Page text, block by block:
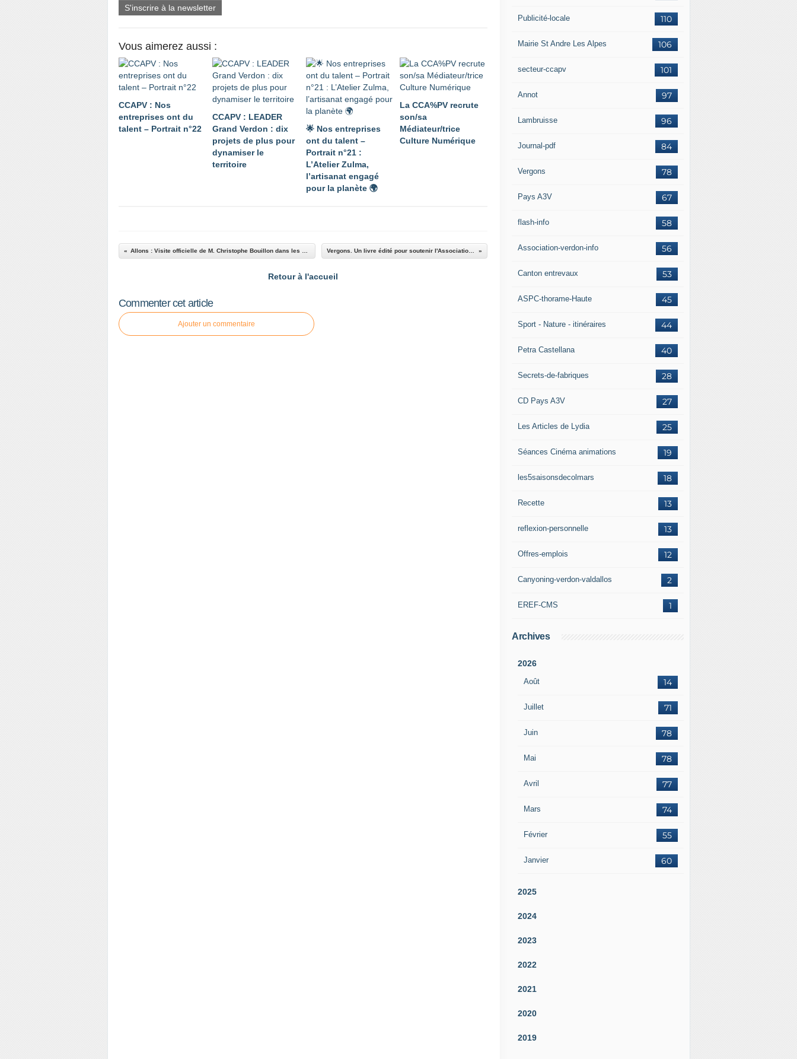
S'inscrire à la newsletter
Vous aimerez aussi :
CCAPV : Nos
entreprises ont du
talent – Portrait n°22
CCAPV : LEADER
Grand Verdon : dix
projets de plus pour
dynamiser le
territoire
🌟 Nos entreprises
ont du talent –
Portrait n°21 :
L’Atelier Zulma,
l’artisanat engagé
pour la planète 🌍
La CCA%PV recrute
son/sa
Médiateur/trice
Culture Numérique
Vergons. Un livre édité pour soutenir l'Association artistique Chez XYZ
Retour à l'accueil
Commenter cet article
Ajouter un commentaire
110
Publicité-locale
106
Mairie St Andre Les Alpes
101
secteur-ccapv
97
Annot
96
Lambruisse
84
Journal-pdf
78
Vergons
67
Pays A3V
58
flash-info
56
Association-verdon-info
53
Canton entrevaux
45
ASPC-thorame-Haute
44
Sport - Nature - itinéraires
40
Petra Castellana
28
Secrets-de-fabriques
27
CD Pays A3V
25
Les Articles de Lydia
19
Séances Cinéma animations
18
les5saisonsdecolmars
13
Recette
13
reflexion-personnelle
12
Offres-emplois
2
Canyoning-verdon-valdallos
1
EREF-CMS
Archives
2026
Août 14
Juillet 71
Juin 78
Mai 78
Avril 77
Mars 74
Février 55
Janvier 60
2025
2024
2023
2022
2021
2020
2019